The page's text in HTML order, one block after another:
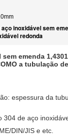
aço inoxidável sem
redonda
emenda
a tubulação
espessura da
304 de aço
DIN/JIS e etc.